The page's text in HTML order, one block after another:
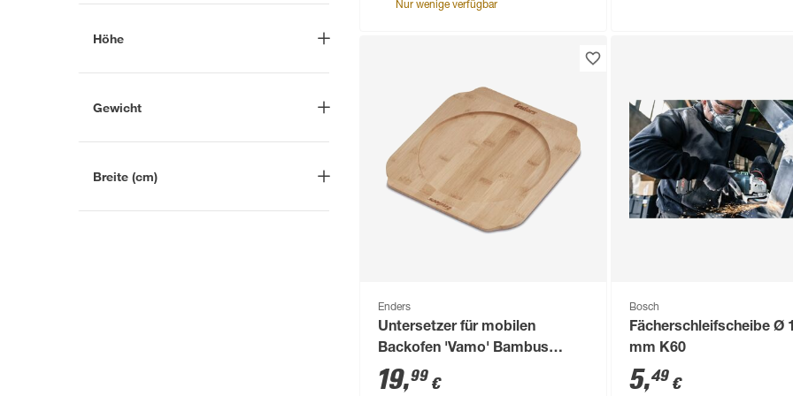
-
kg
Höhe
-
cm
Gewicht
-
g
Breite (cm)
- cm
Nur wenige verfügbar
Enders
Untersetzer für mobilen
Backofen 'Vamo' Bambus
naturfarben 30 x 1,5 x 27 cm
19,99 €
Bosch
Fächerschleifscheibe Ø
mm K60
5,49€